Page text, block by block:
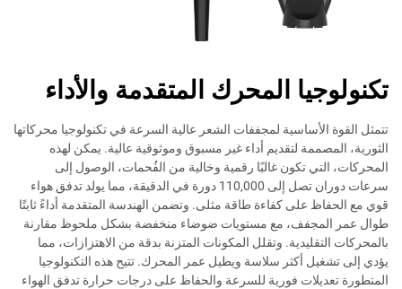
تكنولوجيا المحرك المتقدمة والأداء
تتمثل القوة الأساسية لمجففات الشعر عالية السرعة في تكنولوجيا محركاتها
الثورية، المصممة لتقديم أداء غير مسبوق وموثوقية عالية. يمكن لهذه
المحركات، التي تكون غالبًا رقمية وخالية من الفُحمات، الوصول إلى
سرعات دوران تصل إلى 110,000 دورة في الدقيقة، مما يولد تدفق هواء
قوي مع الحفاظ على كفاءة طاقة مثلى. وتضمن الهندسة المتقدمة أداءً ثابتًا
طوال عمر المجفف، مع مستويات ضوضاء منخفضة بشكل ملحوظ مقارنة
بالمحركات التقليدية. وتقلل المكونات المتزنة بدقة من الاهتزازات، مما
يؤدي إلى تشغيل أكثر سلاسة ويطيل عمر المحرك. تتيح هذه التكنولوجيا
المتطورة تعديلات فورية للسرعة والحفاظ على درجات حرارة تدفق الهواء